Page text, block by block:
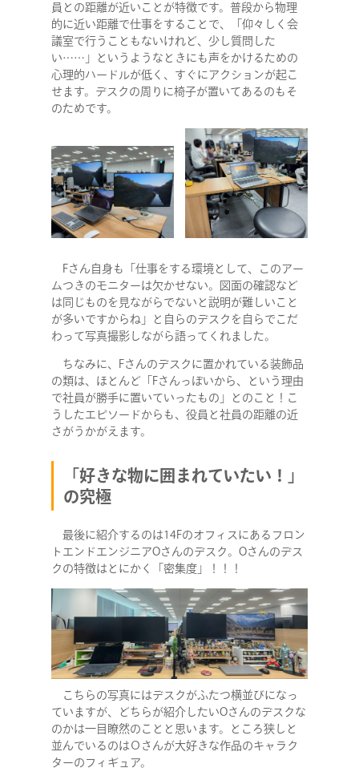
員との距離が近いことが特徴です。普段から物理
的に近い距離で仕事をすることで、「仰々しく会
議室で行うこともないけれど、少し質問した
い……」というようなときにも声をかけるための
心理的ハードルが低く、すぐにアクションが起こ
せます。デスクの周りに椅子が置いてあるのもそ
のためです。
Fさん自身も「仕事をする環境として、このアー
ムつきのモニターは欠かせない。図面の確認など
は同じものを見ながらでないと説明が難しいこと
が多いですからね」と自らのデスクを自らでこだ
わって写真撮影しながら語ってくれました。
ちなみに、Fさんのデスクに置かれている装飾品
の類は、ほとんど「Fさんっぽいから、という理由
で社員が勝手に置いていったもの」とのこと！こ
うしたエピソードからも、役員と社員の距離の近
さがうかがえます。
「好きな物に囲まれていたい！」
の究極
最後に紹介するのは14Fのオフィスにあるフロン
トエンドエンジニアOさんのデスク。Oさんのデス
クの特徴はとにかく「密集度」！！！
こちらの写真にはデスクがふたつ横並びになっ
ていますが、どちらが紹介したいOさんのデスクな
のかは一目瞭然のことと思います。ところ狭しと
並んでいるのはＯさんが大好きな作品のキャラク
ターのフィギュア。